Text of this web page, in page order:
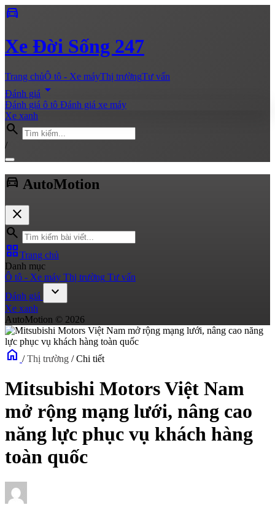
directions_car
Xe Đời Sống 247
Trang chủÔ tô - Xe máyThị trườngTư vấn
Đánh giá arrow_drop_down
Đánh giá ô tô Đánh giá xe máy
Xe xanh
search
/
directions_car AutoMotion
close
search
grid_viewTrang chủ
Danh mục
Ô tô - Xe máy Thị trường Tư vấn
Đánh giá
expand_more
Xe xanh
AutoMotion © 2026
home / Thị trường / Chi tiết
Mitsubishi Motors Việt Nam
mở rộng mạng lưới, nâng cao
năng lực phục vụ khách hàng
toàn quốc